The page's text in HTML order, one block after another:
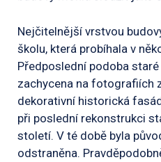
Nejčitelnější vrstvou
školu, která probíhala v
Předposlední podoba
zachycena na fotografiích
dekorativní historická
při poslední rekonstrukci
století. V té době byla
odstraněna.